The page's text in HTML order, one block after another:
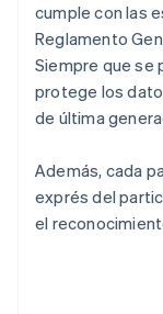
cumple con las
Reglamento
Siempre que se
protege los
de última
Además, cada
exprés del
el